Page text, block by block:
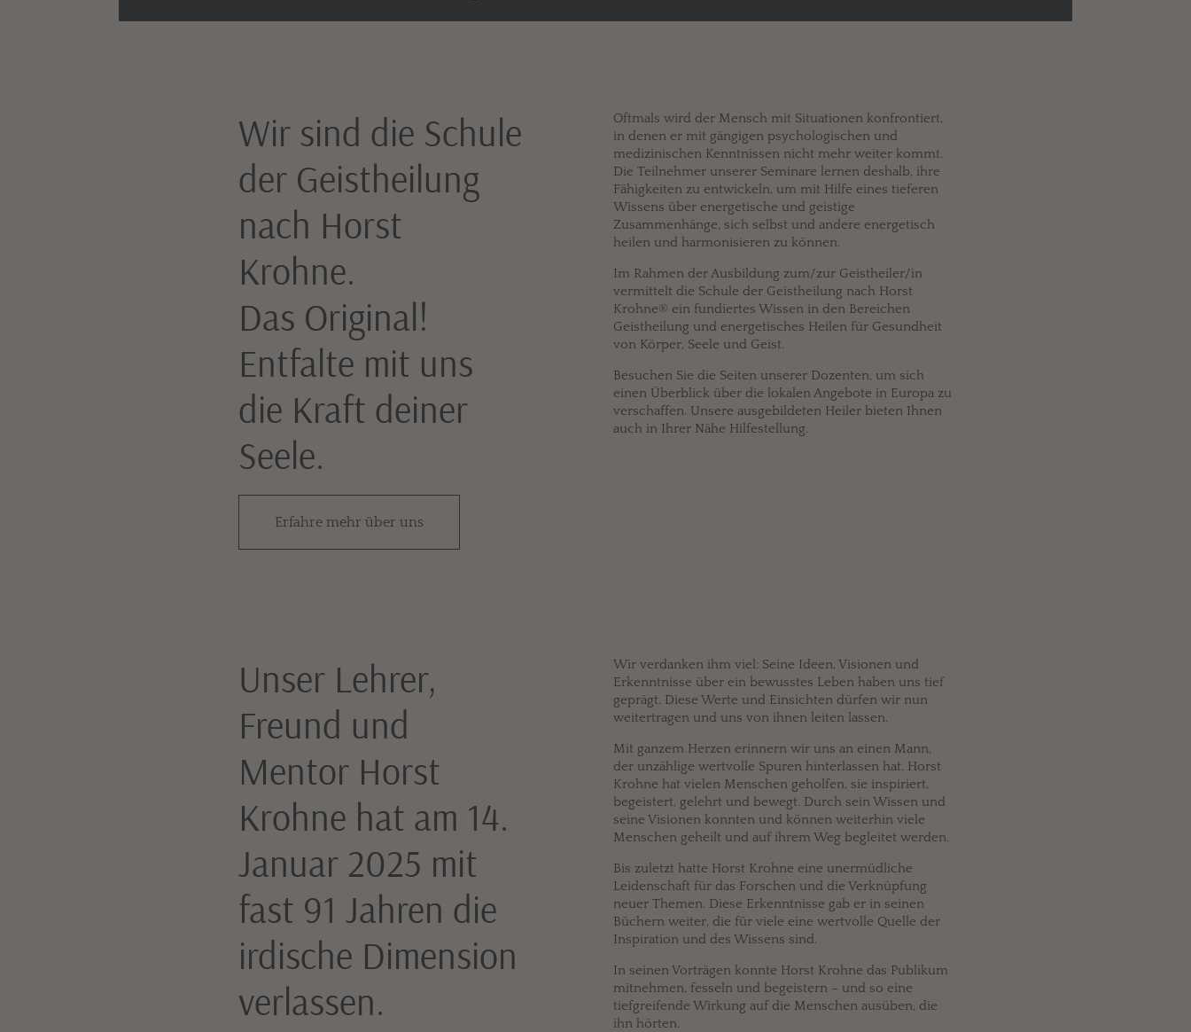
Wir sind die Schule
der Geistheilung
nach Horst
Krohne.
Das Original!
Entfalte mit uns
die Kraft deiner
Seele.
Erfahre mehr über uns
Oftmals wird der Mensch mit Situationen konfrontiert,
in denen er mit gängigen psychologischen und
medizinischen Kenntnissen nicht mehr weiter kommt.
Die Teilnehmer unserer Seminare lernen deshalb, ihre
Fähigkeiten zu entwickeln, um mit Hilfe eines tieferen
Wissens über energetische und geistige
Zusammenhänge, sich selbst und andere energetisch
heilen und harmonisieren zu können.
Im Rahmen der Ausbildung zum/zur Geistheiler/in
vermittelt die Schule der Geistheilung nach Horst
Krohne® ein fundiertes Wissen in den Bereichen
Geistheilung und energetisches Heilen für Gesundheit
von Körper, Seele und Geist.
Besuchen Sie die Seiten unserer Dozenten, um sich
einen Überblick über die lokalen Angebote in Europa zu
verschaffen. Unsere ausgebildeten Heiler bieten Ihnen
auch in Ihrer Nähe Hilfestellung.
Unser Lehrer,
Freund und
Mentor Horst
Krohne hat am 14.
Januar 2025 mit
fast 91 Jahren die
irdische Dimension
verlassen.
Wir verdanken ihm viel: Seine Ideen, Visionen und
Erkenntnisse über ein bewusstes Leben haben uns tief
geprägt. Diese Werte und Einsichten dürfen wir nun
weitertragen und uns von ihnen leiten lassen.
Mit ganzem Herzen erinnern wir uns an einen Mann,
der unzählige wertvolle Spuren hinterlassen hat. Horst
Krohne hat vielen Menschen geholfen, sie inspiriert,
begeistert, gelehrt und bewegt. Durch sein Wissen und
seine Visionen konnten und können weiterhin viele
Menschen geheilt und auf ihrem Weg begleitet werden.
Bis zuletzt hatte Horst Krohne eine unermüdliche
Leidenschaft für das Forschen und die Verknüpfung
neuer Themen. Diese Erkenntnisse gab er in seinen
Büchern weiter, die für viele eine wertvolle Quelle der
Inspiration und des Wissens sind.
In seinen Vorträgen konnte Horst Krohne das Publikum
mitnehmen, fesseln und begeistern – und so eine
tiefgreifende Wirkung auf die Menschen ausüben, die
ihn hörten.